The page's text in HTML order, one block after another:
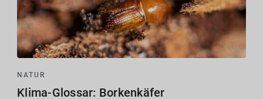
NATUR
Klima-Glossar: Borkenkäfer